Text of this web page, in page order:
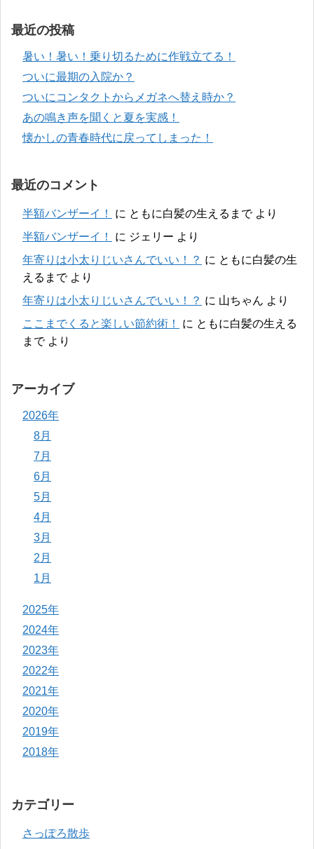
最近の投稿
暑い！暑い！乗り切るために作戦立てる！
ついに最期の入院か？
ついにコンタクトからメガネへ替え時か？
あの鳴き声を聞くと夏を実感！
懐かしの青春時代に戻ってしまった！
最近のコメント
半額バンザーイ！ に ともに白髪の生えるまでより
半額バンザーイ！
に ジェリー より
年寄りは小太りじいさんでいい！？ に ともに白髪の生
えるまでより
年寄りは小太りじいさんでいい！？ に 山ちゃん より
ここまでくると楽しい節約術！
に ともに白髪の生える
までより
アーカイブ
2026年
8月
7月
6月
5月
4月
3月
2月
1月
2025年
2024年
2023年
2022年
2021年
2020年
2019年
2018年
カテゴリー
さっぽろ散歩